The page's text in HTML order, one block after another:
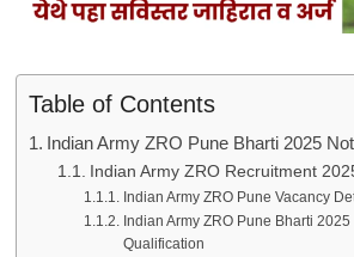
Table of Contents
Indian Army ZRO Pune Bharti 2025
Indian Army ZRO Recruitment
Indian Army ZRO Pune Vacancy
Indian Army ZRO Pune Bharti
Qualification